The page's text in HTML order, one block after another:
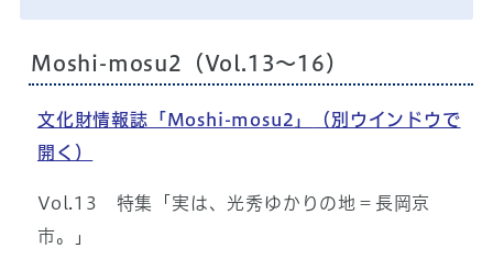
Moshi-mosu2（Vol.13～16）
文化財情報誌「Moshi-mosu2」
（別ウインドウで
開く）
Vol.13 特集「実は、光秀ゆかりの地＝長岡京
市。」